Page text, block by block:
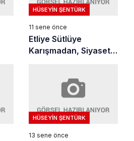
HÜSEYIN ŞENTÜRK
11 sene önce
Etliye Sütlüye
Karışmadan, Siyasete
HÜSEYIN ŞENTÜRK
13 sene önce